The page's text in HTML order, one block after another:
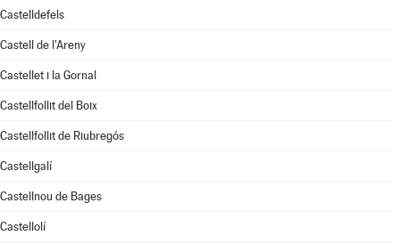
Castelldefels
Castell de l'Areny
Castellet i la Gornal
Castellfollit del Boix
Castellfollit de Riubregós
Castellgalí
Castellnou de Bages
Castellolí